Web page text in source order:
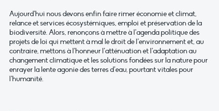
Aujourd’hui nous devons enfin faire rimer économie et climat,
relance et services écosystémiques, emploi et préservation de la
biodiversité. Alors, renonçons à mettre à l’agenda politique des
projets de loi qui mettent à mal le droit de l’environnement et, au
contraire, mettons à l’honneur l’atténuation et l’adaptation au
changement climatique et les solutions fondées sur la nature pour
enrayer la lente agonie des terres d’eau, pourtant vitales pour
l’humanité.